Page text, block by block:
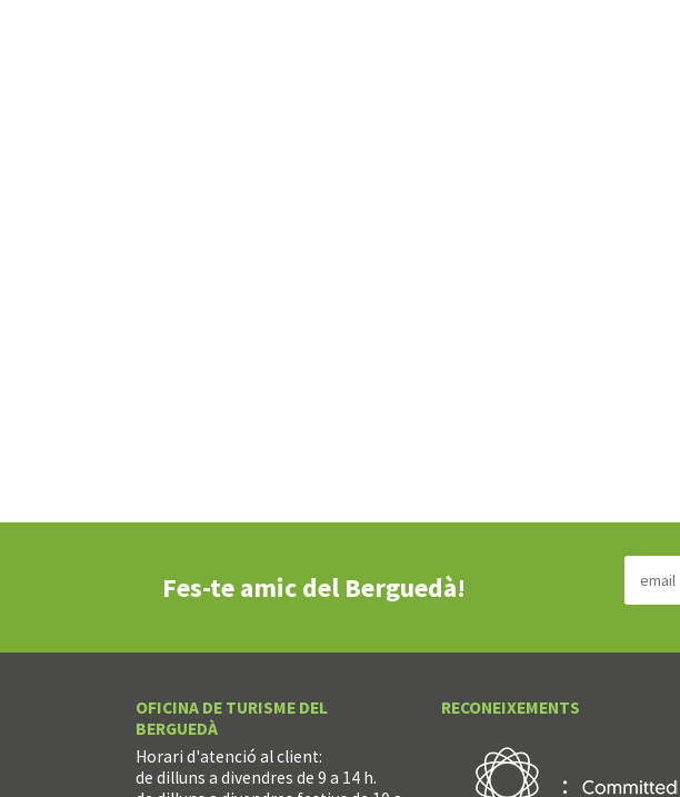
Fes-te amic del Berguedà!
OFICINA DE TURISME DEL
BERGUEDÀ
Horari d'atenció al client:
de dilluns a divendres de 9 a 14 h.
RECONEIXEMENTS